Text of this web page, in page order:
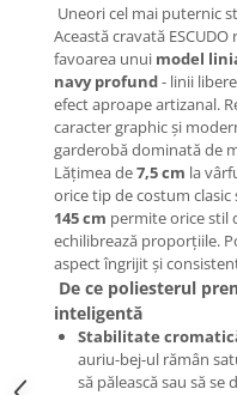
Uneori cel mai puternic
Această cravată
favoarea unui model
navy profund- linii
efect aproape artizanal.
caracter graphic și
garderobă dominată de
Lățimea de7,5 cm la
orice tip de costum
145 cm permite orice stil
echilibrează proporțiile.
aspect îngrijit și
De ce poliesterul
inteligentă
Stabilitate
auriu-bej-ul rămân
să pălească sau să se